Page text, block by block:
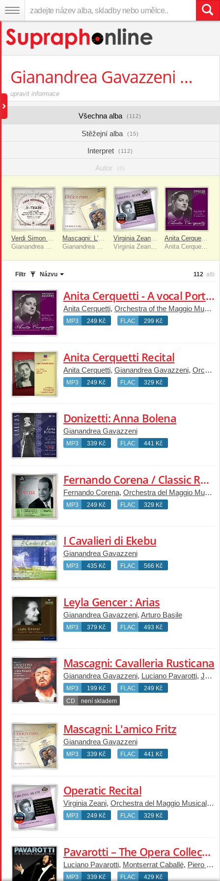
Gianandrea Gavazzeni
upravit informace
Všechna alba (112)
Stěžejní alba (15)
Interpret (112)
Autor (0)
Verdi Simon Boccanegra Ge
Gianandrea Gavazzeni
Mascagni: L'amico Fritz
Gianandrea Gavazzeni
Virginia Zeani - Operatic Recital
Virginia Zeani, Orchestra del Maggio Musicale Fiorentino, Gianandrea Gavazzeni
Anita Cerquetti - A vocal Portrait
Anita Cerquetti, Orchestra of the Maggio Musicale Fiorentino, Gianandrea Gavazzeni
Filtr Názvu 112 alb
Anita Cerquetti - A vocal Portrait
Anita Cerquetti, Orchestra of the Maggio Musicale Fiorentino
MP3 249 Kč FLAC 299 Kč
Anita Cerquetti Recital
Anita Cerquetti, Gianandrea Gavazzeni, Orchestra del Maggio Musicale Fiorentino
MP3 249 Kč FLAC 329 Kč
Donizetti: Anna Bolena
Gianandrea Gavazzeni
MP3 339 Kč FLAC 441 Kč
Fernando Corena / Classic Recital
Fernando Corena, Orchestra del Maggio Musicale Fiorentino
MP3 249 Kč FLAC 329 Kč
I Cavalieri di Ekebu
Gianandrea Gavazzeni
MP3 435 Kč FLAC 566 Kč
Leyla Gencer : Arias
Gianandrea Gavazzeni, Arturo Basile
MP3 379 Kč FLAC 493 Kč
Mascagni: Cavalleria Rusticana
Gianandrea Gavazzeni, Luciano Pavarotti, Julia Varady
MP3 199 Kč FLAC
249 Kč
CD
není skladem
Mascagni: L'amico Fritz
Gianandrea Gavazzeni
MP3 339 Kč FLAC 441 Kč
Operatic Recital
Virginia Zeani, Orchestra del Maggio Musicale Fiorentino
MP3 249 Kč FLAC 329 Kč
Pavarotti – The Opera Collection 7: Verdi: Luisa Miller [Live in Milan, 1976]
Luciano Pavarotti, Montserrat Caballé, Piero Cappuccilli
MP3 339 Kč FLAC 429 Kč